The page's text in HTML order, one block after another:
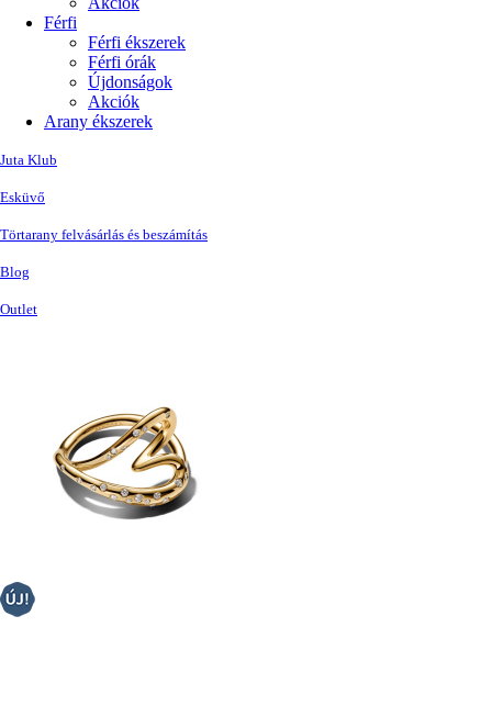
Férfi
Férfi ékszerek
Férfi órák
Újdonságok
Akciók
Arany ékszerek
Juta Klub
Esküvő
Törtarany felvásárlás és beszámítás
Blog
Outlet